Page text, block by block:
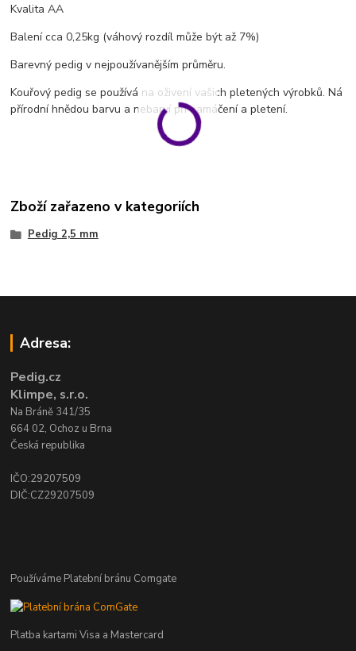
Kvalita AA
Balení cca 0,25kg (váhový rozdíl může být až 7%)
Barevný pedig v nejpoužívanějším průměru.
Kouřový pedig se používá na oživení vašich pletených výrobků. Ná
přírodní hnědou barvu a nebarví při namáčení a pletení.
Zboží zařazeno v kategoriích
Pedig 2,5 mm
Adresa:
Pedig.cz
Klimpe, s.r.o.
Na Bráně 341/35
664 02, Ochoz u Brna
Česká republika
IČO:29207509
DIČ:CZ29207509
Používáme Platební bránu Comgate
Platba kartami Visa a Mastercard